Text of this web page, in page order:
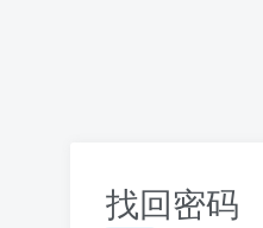
找回密码